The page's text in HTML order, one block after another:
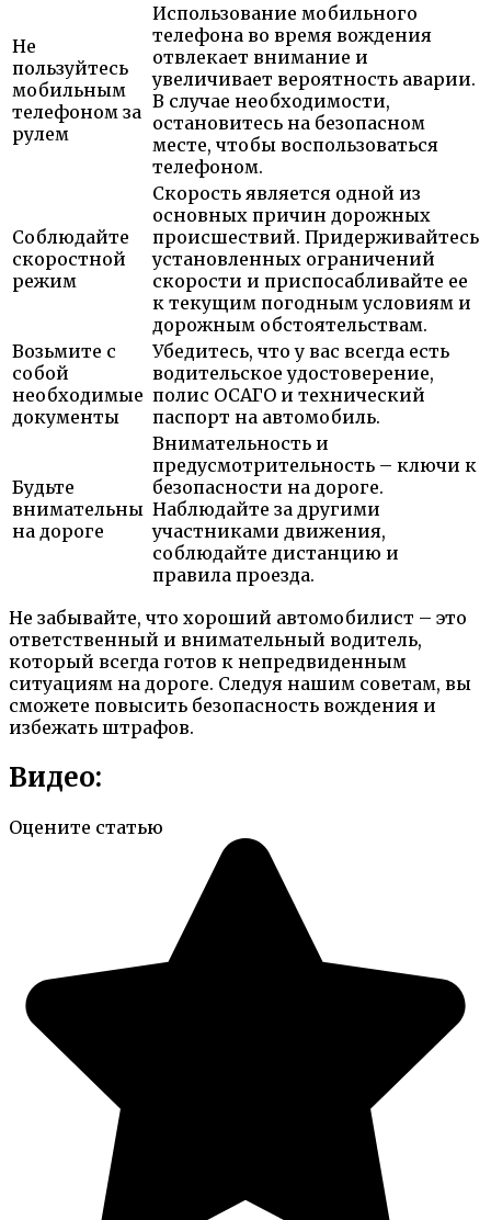
Не
пользуйтесь
мобильным
телефоном за
рулем
Использование мобильного
телефона во время вождения
отвлекает внимание и
увеличивает вероятность аварии.
В случае необходимости,
остановитесь на безопасном
месте, чтобы воспользоваться
телефоном.
Соблюдайте
скоростной
режим
Скорость является одной из
основных причин дорожных
происшествий. Придерживайтесь
установленных ограничений
скорости и приспосабливайте ее
к текущим погодным условиям и
дорожным обстоятельствам.
Возьмите с
собой
необходимые
документы
Убедитесь, что у вас всегда есть
водительское удостоверение,
полис ОСАГО и технический
паспорт на автомобиль.
Будьте
внимательны
на дороге
Внимательность и
предусмотрительность – ключи к
безопасности на дороге.
Наблюдайте за другими
участниками движения,
соблюдайте дистанцию и
правила проезда.
Не забывайте, что хороший автомобилист – это
ответственный и внимательный водитель,
который всегда готов к непредвиденным
ситуациям на дороге. Следуя нашим советам, вы
сможете повысить безопасность вождения и
избежать штрафов.
Видео:
Оцените статью